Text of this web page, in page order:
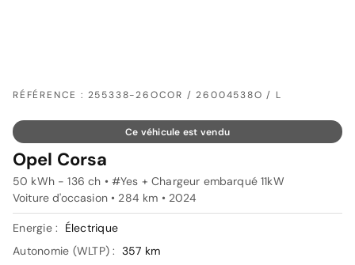
RÉFÉRENCE : 255338-26OCOR / 26004538O / L
Ce véhicule est vendu
Opel Corsa
50 kWh - 136 ch • #Yes + Chargeur embarqué 11kW
Voiture d'occasion • 284 km • 2024
Energie :
Électrique
Autonomie (WLTP) : 357 km